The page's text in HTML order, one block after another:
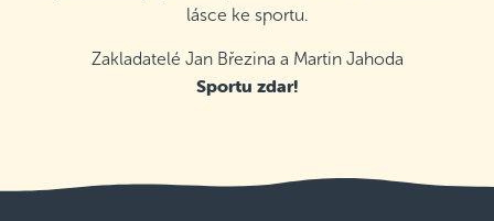
lásce ke sportu.
Zakladatelé Jan Březina a Martin Jahoda
Sportu zdar!